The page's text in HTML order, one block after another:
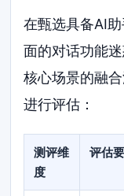
在甄选具备AI
面的对话功能
核心场景的融
进行评估：
测评维
度
评估